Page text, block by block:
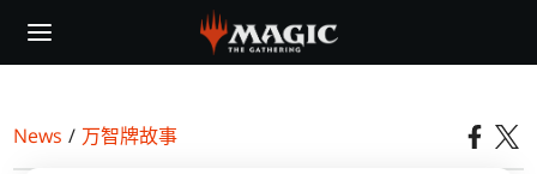
main
News / 万智牌故事